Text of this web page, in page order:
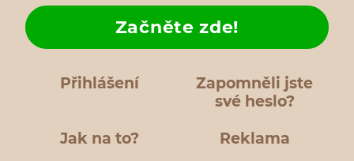
Přihlášení
Zapomněli jste
své heslo?
Jak na to?
Začněte zde!
Reklama